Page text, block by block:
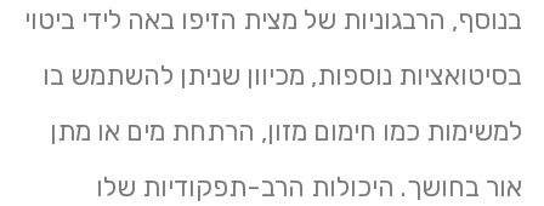
בנוסף, הרבגוניות של מצית הזיפו באה לידי ביטוי
בסיטואציות נוספות, מכיוון שניתן להשתמש בו
למשימות כמו חימום מזון, הרתחת מים או מתן
אור בחושך. היכולות הרב-תפקודיות שלו